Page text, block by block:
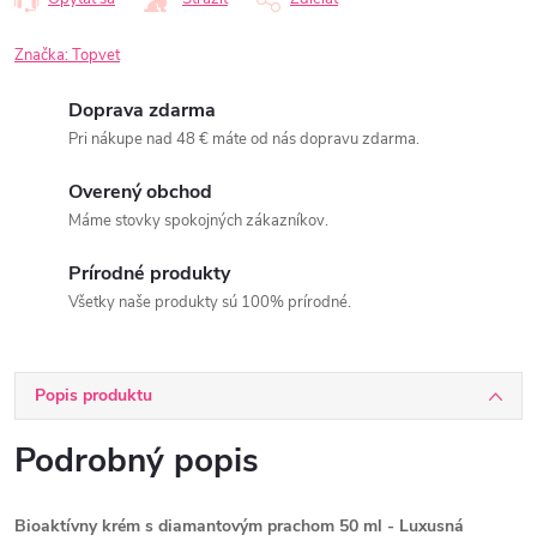
Značka:Topvet
Doprava zdarma
Pri nákupe nad 48 € máte od nás dopravu zdarma.
Overený obchod
Máme stovky spokojných zákazníkov.
Prírodné produkty
Všetky naše produkty sú 100% prírodné.
Popis produktu
Podrobný popis
Bioaktívny krém s diamantovým prachom 50 ml - Luxusná